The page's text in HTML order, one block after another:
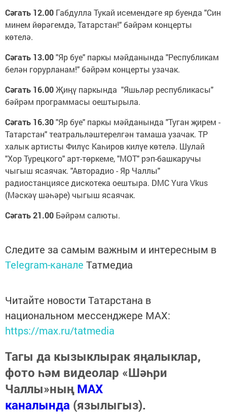
Сәгать 12.00 Габдулла Тукай исемендәге яр буенда "Син
минем йөрәгемдә, Татарстан!" бәйрәм концерты
көтелә.
Сәгать 13.00"Яр буе" паркы мәйданында "Республикам
белән горурланам!" бәйрәм концерты узачак.
Сәгать 16.00Җиңү паркында "Яшьләр республикасы"
бәйрәм программасы оештырыла.
Сәгать 16.30"Яр буе" паркы мәйданында "Туган җирем -
Татарстан" театральләштерелгән тамаша узачак. ТР
халык артисты Филүс Каһиров килүе көтелә. Шулай
"Хор Турецкого" арт-төркеме, "МОТ" рэп-башкаручы
чыгыш ясаячак. "Авторадио - Яр Чаллы"
радиостанциясе дискотека оештыра. DMC Yura Vkus
(Мәскәү шәһәре) чыгыш ясаячак.
Сәгать 21.00 Бәйрәм салюты.
Следите за самым важным и интересным в
Telegram-канале Татмедиа
Читайте новости Татарстана в
национальном мессенджере MАХ:
https://max.ru/tatmedia
Тагы да кызыклырак яңалыклар,
фото һәм видеолар «Шәһри
Чаллы»ныңMAX
каналында (язылыгыз).